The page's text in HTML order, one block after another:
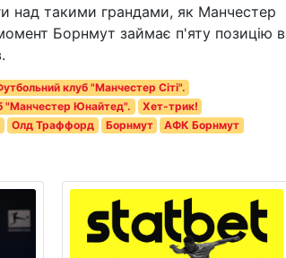
над такими грандами, як Манчестер
Борнмут займає п'яту позицію в
клуб "Манчестер Сіті".
"Манчестер Юнайтед".
Хет-трик!
Олд Траффорд Борнмут АФК Борнмут